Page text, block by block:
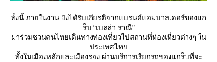
ทั้งนี้ ภายในงาน ยังได้รับเกียรติจากแบรนด์แอมบาสเดอร์ของแก
ร็บ “เบลล่า ราณี”
มาร่วมชวนคนไทยเดินทางท่องเที่ยวไปสถานที่ท่องเที่ยวต่างๆ ใน
ประเทศไท
ทั้งในเมืองหลักและเมืองรอง ผ่านบริการเรียกรถของแกร็บที่จะ